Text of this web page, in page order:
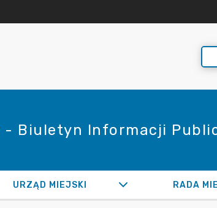
- Biuletyn Informacji
URZĄD MIEJSKI RADA